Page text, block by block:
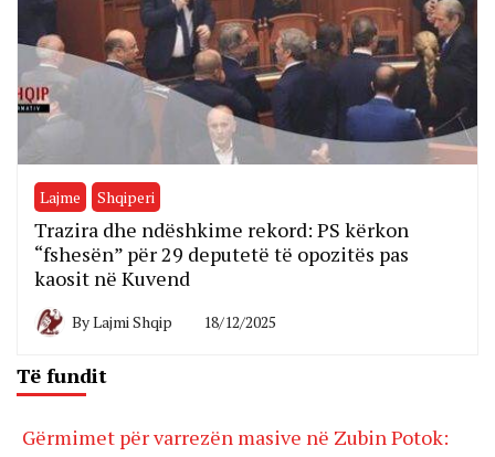
Lajme Shqiperi
Trazira dhe ndëshkime rekord: PS kërkon
“fshesën” për 29 deputetë të opozitës pas
kaosit në Kuvend
ByLajmi Shqip 18/12/2025
Të fundit
Gërmimet për varrezën masive në Zubin Potok: